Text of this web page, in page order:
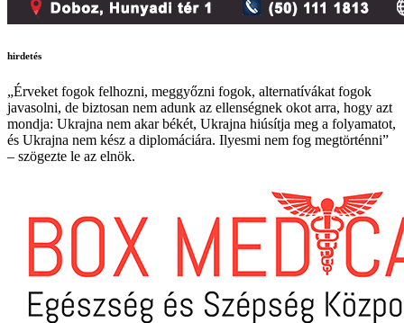
hirdetés
„Érveket fogok felhozni, meggyőzni fogok, alternatívákat fogok
javasolni, de biztosan nem adunk az ellenségnek okot arra, hogy azt
mondja: Ukrajna nem akar békét, Ukrajna hiúsítja meg a folyamatot,
és Ukrajna nem kész a diplomáciára. Ilyesmi nem fog megtörténni”
– szögezte le az elnök.